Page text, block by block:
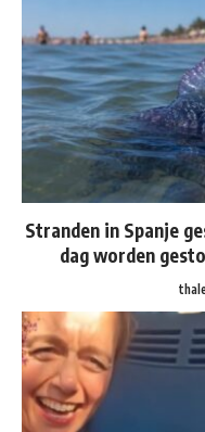
Stranden in Spanje
dag worden